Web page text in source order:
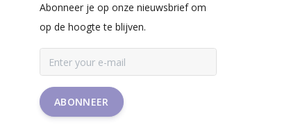
Abonneer je op onze nieuwsbrief om
op de hoogte te blijven.
ABONNEER